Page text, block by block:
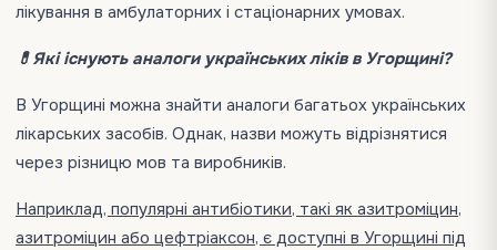
лікування в амбулаторних і стаціонарних умовах.
💊Які існують аналоги українських ліків в Угорщині?
В Угорщині можна знайти аналоги багатьох українських
лікарських засобів. Однак, назви можуть відрізнятися
через різницю мов та виробників.
Наприклад, популярні антибіотики, такі як азитроміцин,
азитроміцин або цефтріаксон, є доступні в Угорщині під